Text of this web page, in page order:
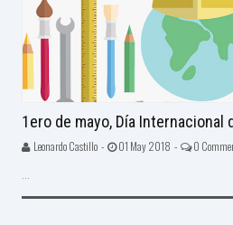
1ero de mayo, Día Internacional
Leonardo Castillo - 01 May 2018 - 0